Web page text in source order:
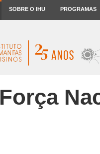
SOBRE O IHU PROGRAMAS
Força